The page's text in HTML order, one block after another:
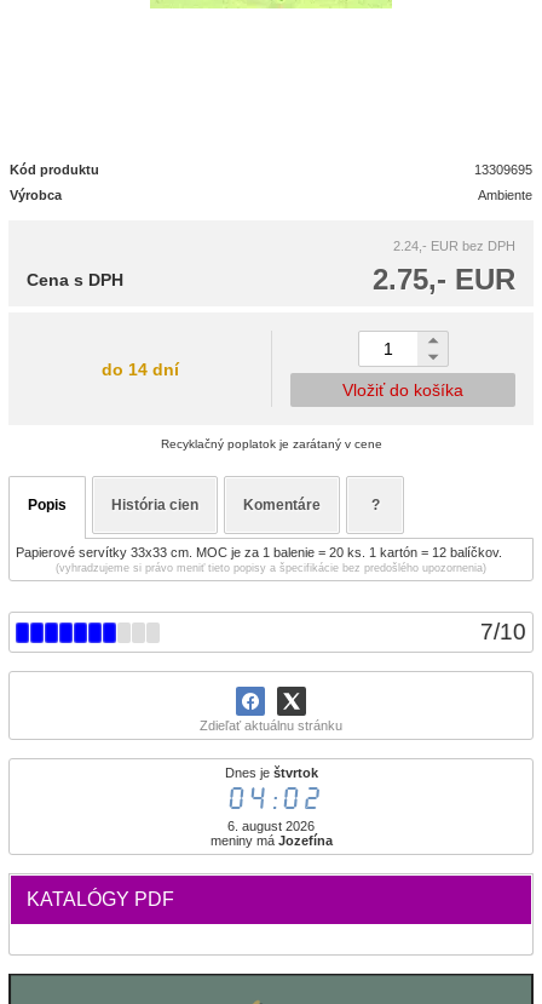
7/10
Zdieľať aktuálnu stránku
Dnes je štvrtok
04:02
6. august 2026
meniny má Jozefína
KATALÓGY PDF
Kód produktu
13309695
Výrobca
Ambiente
2.24,- EUR bez DPH
2.75,- EUR
Cena s DPH
do 14 dní
Vložiť do košíka
Recyklačný poplatok je zarátaný v cene
Popis História cien Komentáre ?
Papierové servítky 33x33 cm. MOC je za 1 balenie = 20 ks. 1 kartón = 12 balíčkov.
(vyhradzujeme si právo meniť tieto popisy a špecifikácie bez predošlého upozornenia)